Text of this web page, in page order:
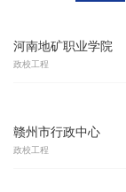
河南地矿职业学院
政校工程
赣州市行政中心
政校工程